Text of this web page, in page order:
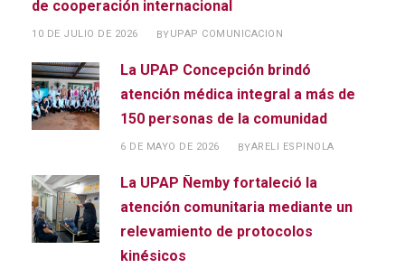
de cooperación internacional
10 DE JULIO DE 2026 BYUPAP COMUNICACION
La UPAP Concepción brindó
atención médica integral a más de
150 personas de la comunidad
6 DE MAYO DE 2026 BYARELI ESPINOLA
La UPAP Ñemby fortaleció la
atención comunitaria mediante un
relevamiento de protocolos
kinésicos